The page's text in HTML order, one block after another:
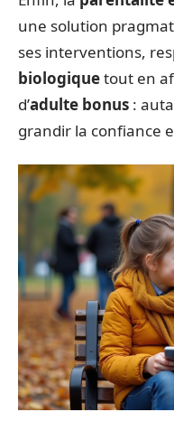
une solution
ses interventions,
biologiquetout en
d’adulte bonus :
grandir la confiance